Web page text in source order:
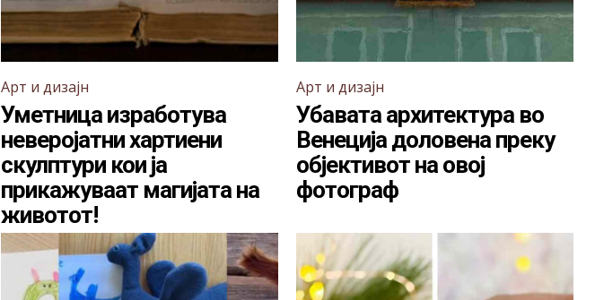
Арт и дизајн
Уметница изработува
неверојатни хартиени
скулптури кои ја
прикажуваат магијата на
животот!
Арт и дизајн
Убавата архитектура во
Венеција доловена преку
објективот на овој
фотограф